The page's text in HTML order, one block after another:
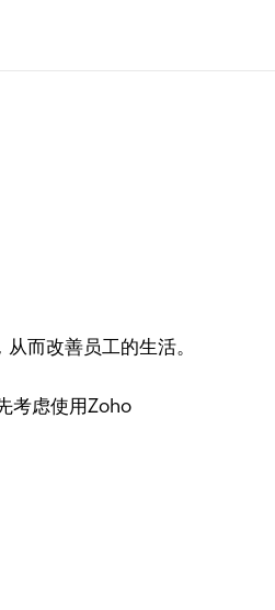
而改善员工的生活。
考虑使用Zoho